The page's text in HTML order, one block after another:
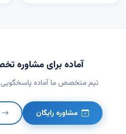
آماده برای مشاوره
تیم متخصص ما آماده
مشاوره رایگان